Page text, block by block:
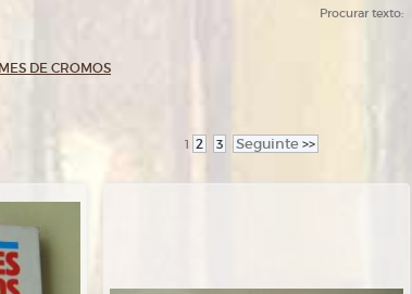
Procurar texto:
DE CROMOS
1 2 3 Seguinte >>